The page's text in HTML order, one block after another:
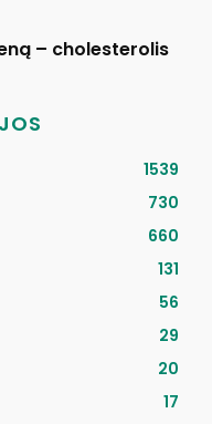
– cholesterolis
1539
730
660
131
56
29
20
17